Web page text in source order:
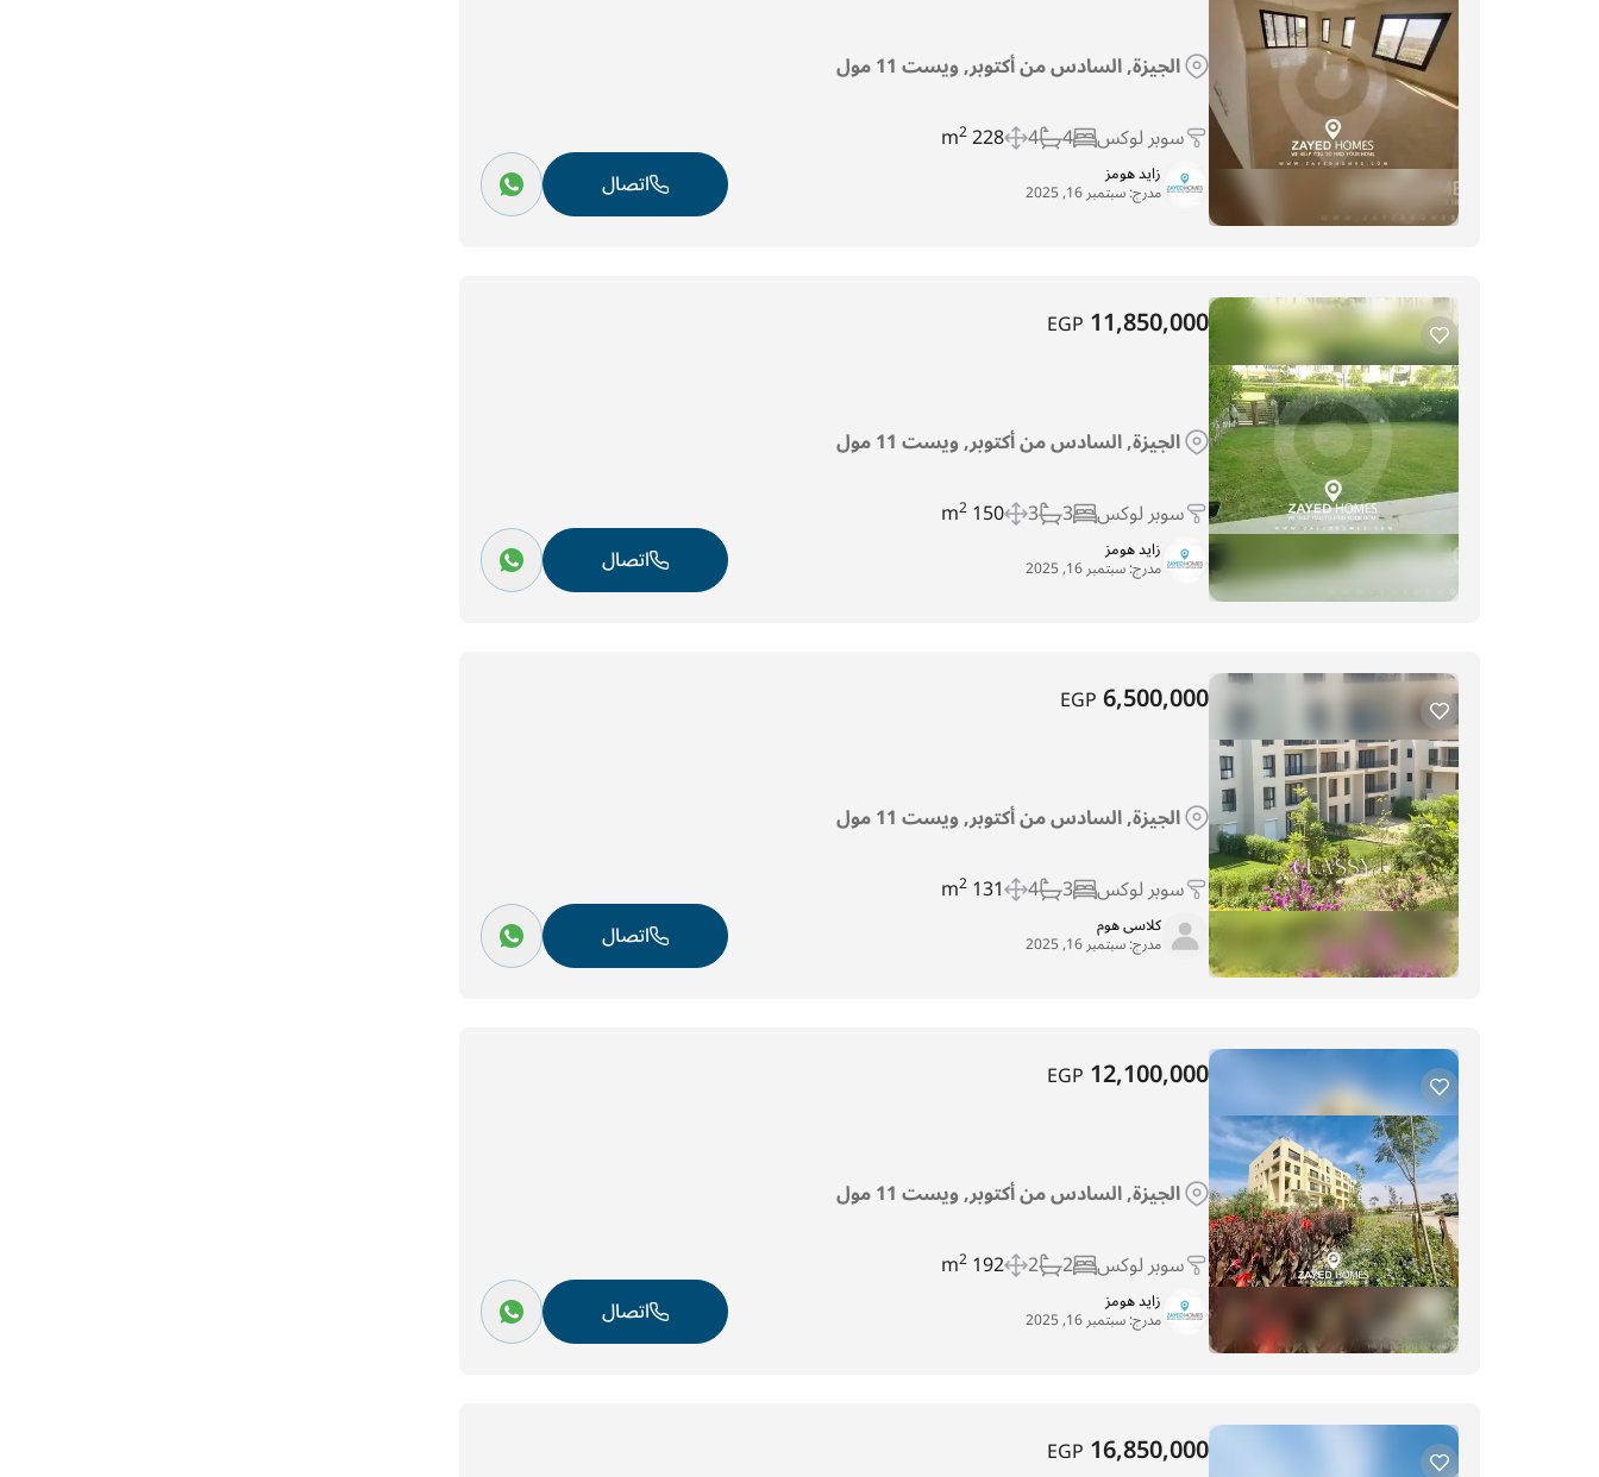
الجيزة, السادس من أكتوبر, ويست 11 مول
سوبر لوكس 4
4
228 m
2
زايد هومز
مدرج:سبتمبر 16, 2025 اتصال
11,850,000
EGP
الجيزة, السادس من أكتوبر, ويست 11 مول
سوبر لوكس 3
3
150 m
2
زايد هومز
مدرج:سبتمبر 16, 2025 اتصال
6,500,000
EGP
الجيزة, السادس من أكتوبر, ويست 11 مول
سوبر لوكس 3
4
131 m
2
كلاسى هوم
مدرج:سبتمبر 16, 2025 اتصال
12,100,000
EGP
الجيزة, السادس من أكتوبر, ويست 11 مول
سوبر لوكس 2
2
192 m
2
زايد هومز
مدرج:سبتمبر 16, 2025 اتصال
16,850,000
EGP